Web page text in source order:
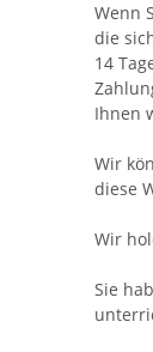
Wenn
die
14
Ihnen
Wir
diese
Wir
Sie